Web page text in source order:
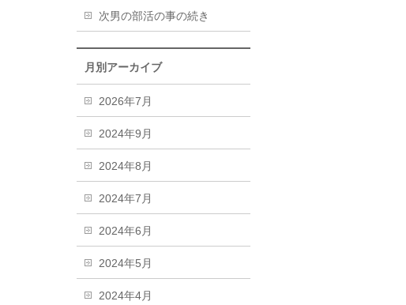
次男の部活の事の続き
月別アーカイブ
2026年7月
2024年9月
2024年8月
2024年7月
2024年6月
2024年5月
2024年4月